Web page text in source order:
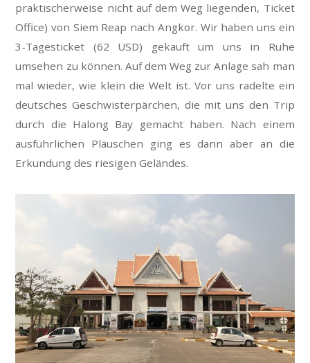
praktischerweise nicht auf dem Weg liegenden, Ticket
Office) von Siem Reap nach Angkor. Wir haben uns ein
3-Tagesticket (62 USD) gekauft um uns in Ruhe
umsehen zu können. Auf dem Weg zur Anlage sah man
mal wieder, wie klein die Welt ist. Vor uns radelte ein
deutsches Geschwisterpärchen, die mit uns den Trip
durch die Halong Bay gemacht haben. Nach einem
ausführlichen Pläuschen ging es dann aber an die
Erkundung des riesigen Geländes.